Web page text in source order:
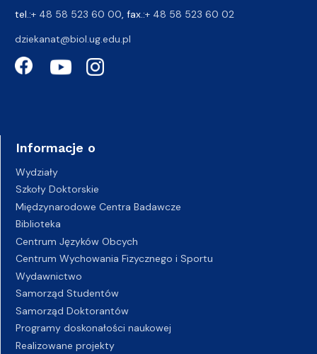
tel.:+ 48 58 523 60 00, fax.:+ 48 58 523 60 02
dziekanat@biol.ug.edu.pl
Informacje o
Wydziały
Szkoły Doktorskie
Międzynarodowe Centra Badawcze
Biblioteka
Centrum Języków Obcych
Centrum Wychowania Fizycznego i Sportu
Wydawnictwo
Samorząd Studentów
Samorząd Doktorantów
Programy doskonałości naukowej
Realizowane projekty